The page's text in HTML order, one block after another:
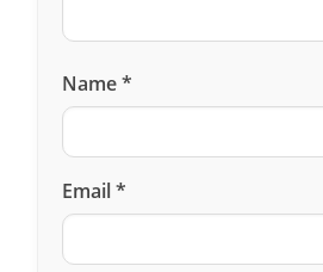
Name*
Email*